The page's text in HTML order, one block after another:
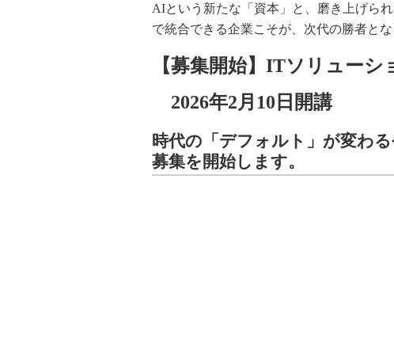
AIという新たな「資本」と、磨き上げら
で統合できる企業こそが、次代の勝者とな
【募集開始】ITソリューシ
2026年2月10日開講
時代の「デフォルト」が変わ
募集を開始します。